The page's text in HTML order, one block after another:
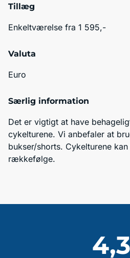
Tillæg
Enkeltværelse fra 1 595,-
Valuta
Euro
Særlig information
Det er vigtigt at have
cykelturene. Vi anbefaler at
bukser/shorts. Cykelturene
rækkefølge.
4,3